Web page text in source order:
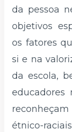
da pessoa
objetivos
os fatores
si e na
da escola,
educadores
étnico-